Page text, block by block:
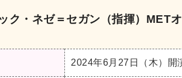
ク・ネゼ＝セガン（指揮）MET
2024年6月27日（木） 開